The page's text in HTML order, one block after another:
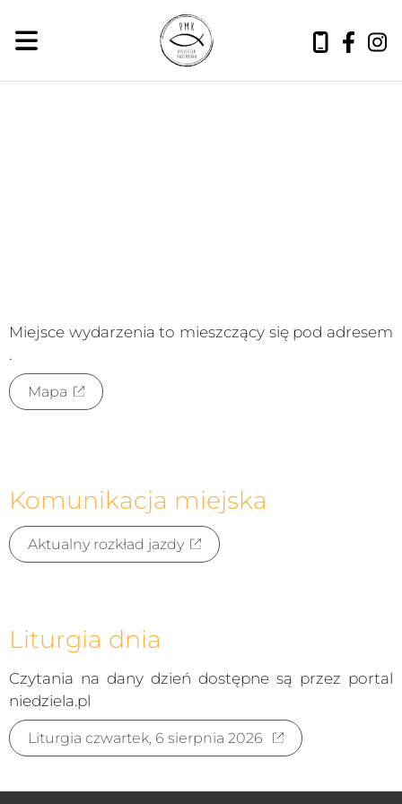
Miejsce wydarzenia to mieszczący się pod adresem
.
Mapa
Komunikacja miejska
Aktualny rozkład jazdy
Liturgia dnia
Czytania na dany dzień dostępne są przez portal
niedziela.pl
Liturgia czwartek, 6 sierpnia 2026